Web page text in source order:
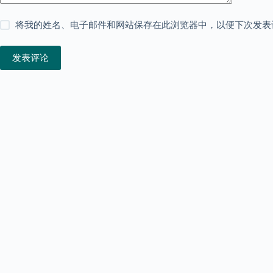
将我的姓名、电子邮件和网站保存在此浏览器中，以便下次发表
发表评论